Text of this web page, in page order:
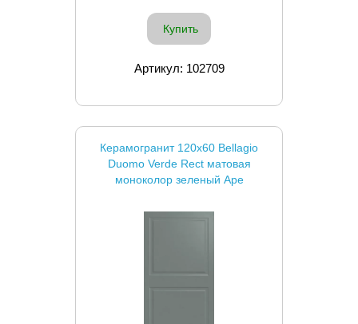
Купить
Артикул: 102709
Керамогранит 120x60 Bellagio
Duomo Verde Rect матовая
моноколор зеленый Ape